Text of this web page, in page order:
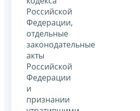
Российской
Федерации,
отдельные
законодательные
акты
Российской
Федерации
и
признании